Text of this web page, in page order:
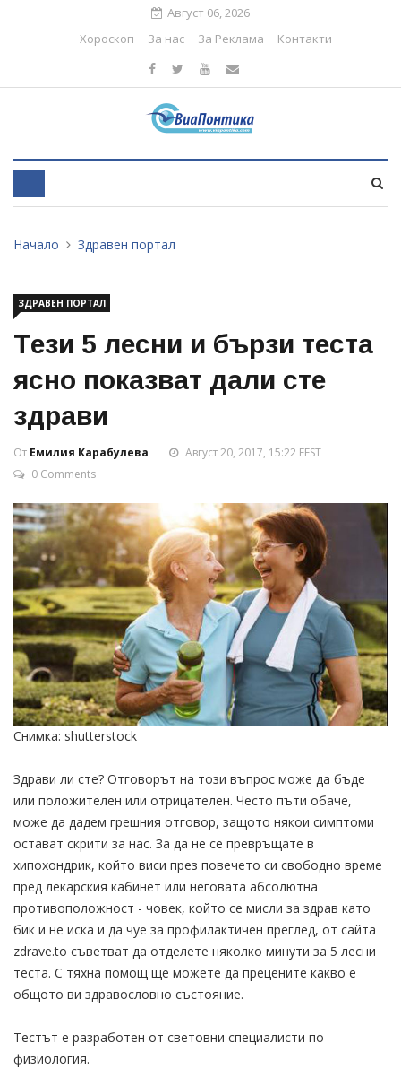
Август 06, 2026
Хороскоп
За нас За Реклама Контакти
Начало Здравен портал
ЗДРАВЕН ПОРТАЛ
Тези 5 лесни и бързи теста
ясно показват дали сте
здрави
От Емилия Карабулева
Август 20, 2017, 15:22 EEST
0 Comments
Снимка: shutterstock
Здрави ли сте? Отговорът на този въпрос може да бъде
или положителен или отрицателен. Често пъти обаче,
може да дадем грешния отговор, защото някои симптоми
остават скрити за нас. За да не се превръщате в
хипохондрик, който виси през повечето си свободно време
пред лекарския кабинет или неговата абсолютна
противоположност - човек, който се мисли за здрав като
бик и не иска и да чуе за профилактичен преглед, от сайта
zdrave.to съветват да отделете няколко минути за 5 лесни
теста. С тяхна помощ ще можете да прецените какво е
общото ви здравословно състояние.
Тестът е разработен от световни специалисти по
физиология.